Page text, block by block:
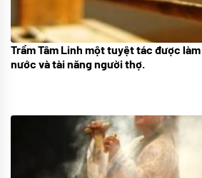
09/06/2024
Trầm Tâm Linh một tuyệt tác được
nước và tài năng người thợ.